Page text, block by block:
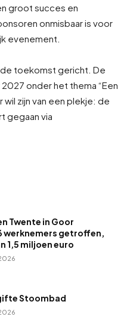
groot succes en
onmisbaar is voor
evenement.
toekomst gericht. De
onder het thema “Een
zijn van een plekje: de
gegaan via
Twente in Goor
werknemers getroffen,
1,5 miljoen euro
Stoombad